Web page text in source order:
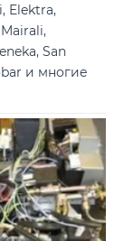
Elektra,
San
и многие